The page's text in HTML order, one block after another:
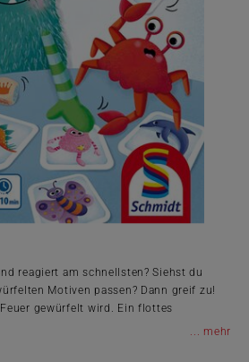
reagiert am schnellsten? Siehst du
Motiven passen? Dann greif zu!
gewürfelt wird. Ein flottes